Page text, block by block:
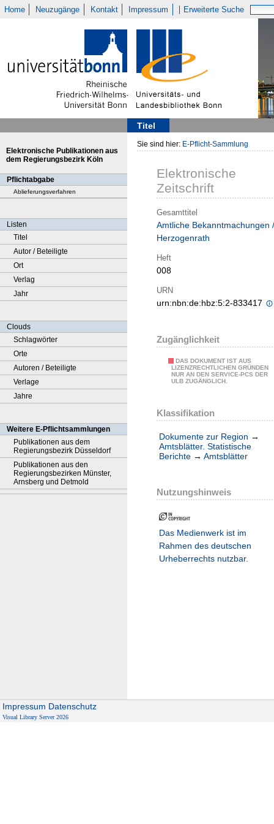
Home Neuzugänge Kontakt Impressum Erweiterte Suche
Titel
Elektronische Publikationen aus
dem Regierungsbezirk Köln
Pflichtabgabe
Ablieferungsverfahren
Listen
Titel
Autor / Beteiligte
Ort
Verlag
Jahr
Clouds
Schlagwörter
Orte
Autoren / Beteiligte
Verlage
Jahre
Weitere E-Pflichtsammlungen
Publikationen aus dem
Regierungsbezirk Düsseldorf
Publikationen aus den
Regierungsbezirken Münster,
Arnsberg und Detmold
Sie sind hier: E-Pflicht-Sammlung
Elektronische
Zeitschrift
Gesamttitel
Amtliche Bekanntmachungen /
Herzogenrath
Heft
008
URN
urn:nbn:de:hbz:5:2-833417
Zugänglichkeit
DAS DOKUMENT IST AUS
LIZENZRECHTLICHEN GRÜNDEN
NUR AN DEN SERVICE-PCS DER
ULB ZUGÄNGLICH.
Klassifikation
Dokumente zur Region →
Amtsblätter. Statistische
Berichte → Amtsblätter
Nutzungshinweis
Das Medienwerk ist im
Rahmen des deutschen
Urheberrechts nutzbar.
Impressum Datenschutz
Visual Library Server 2026